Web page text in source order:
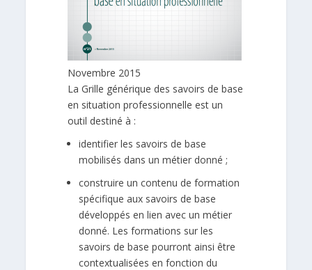
Novembre 2015
La Grille générique des savoirs de base
en situation professionnelle est un
outil destiné à :
identifier les savoirs de base
mobilisés dans un métier donné ;
construire un contenu de formation
spécifique aux savoirs de base
développés en lien avec un métier
donné. Les formations sur les
savoirs de base pourront ainsi être
contextualisées en fonction du